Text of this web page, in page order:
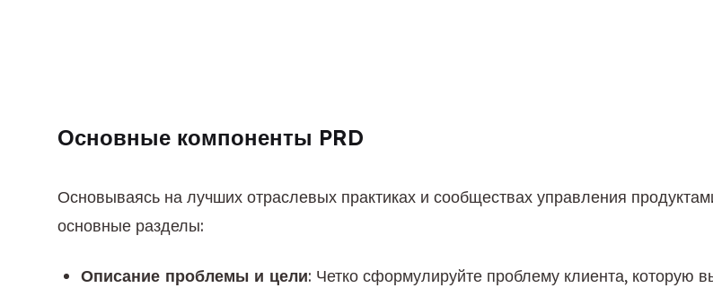
Основные компоненты PRD
Основываясь на лучших отраслевых практиках и сообществах управления
основные разделы:
Описание проблемы и цели: Четко сформулируйте проблему клиента, которую